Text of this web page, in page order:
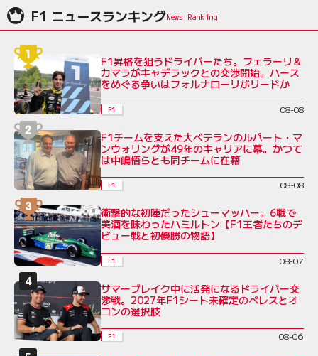
F1 ニュースランキング
F1昇格を狙うドライバーたち。フェラーリ＆
カマラがキャデラックとの交渉開始。ハース
をめぐる争いはフォルナローリがリードか
F1 08-08
F1チームを支えた大ベテランのルパート・マ
ンウォリングが49年のキャリアに幕。かつて
は中嶋悟らとも同チームに在籍
F1 08-08
衝撃的な初陣だったシューマッハー。6戦で
美酒を味わったハミルトン【F1王者たちのデ
ビュー戦と初優勝の物語】
F1 08-07
サマーブレイク中に活発になるドライバー交
渉戦。2027年F1シート未確定のペレスとオ
コンの選択肢
F1 08-06